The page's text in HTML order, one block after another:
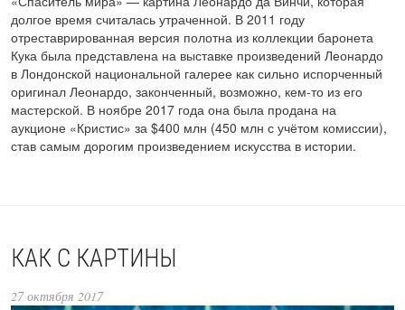
долгое время считалась утраченной. В 2011 году
отреставрированная версия полотна из коллекции баронета
Кука была представлена на выставке произведений Леонардо
в Лондонской национальной галерее как сильно испорченный
оригинал Леонардо, законченный, возможно, кем-то из его
мастерской. В ноябре 2017 года она была продана на
аукционе «Кристис» за $400 млн (450 млн с учётом комиссии),
став самым дорогим произведением искусства в истории.
КАК С КАРТИНЫ
27 октября 2017